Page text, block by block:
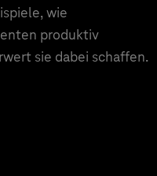
wie
produktiv
sie dabei schaffen.